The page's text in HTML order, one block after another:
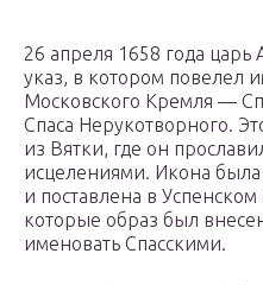
26 апреля 1658 года
указ, в котором повелел
Московского Кремля —
Спаса Нерукотворного.
из Вятки, где он
исцелениями. Икона
и поставлена в
которые образ был
именовать Спасскими.